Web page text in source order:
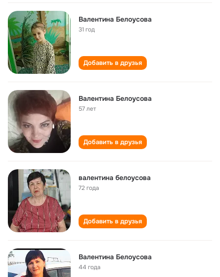
Валентина Белоусова
31 год
Добавить в друзья
Валентина Белоусова
57 лет
Добавить в друзья
валентина белоусова
72 года
Добавить в друзья
Валентина Белоусова
44 года